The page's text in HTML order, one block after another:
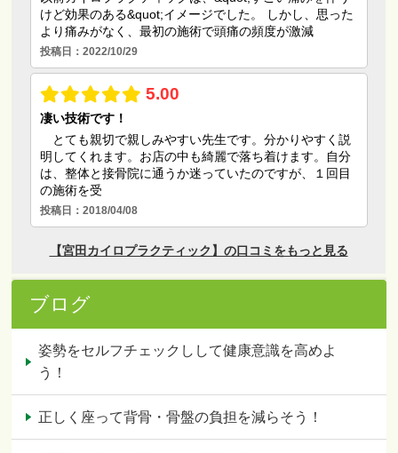
ブログ
姿勢をセルフチェックしして健康意識を高めよ
う！
正しく座って背骨・骨盤の負担を減らそう！